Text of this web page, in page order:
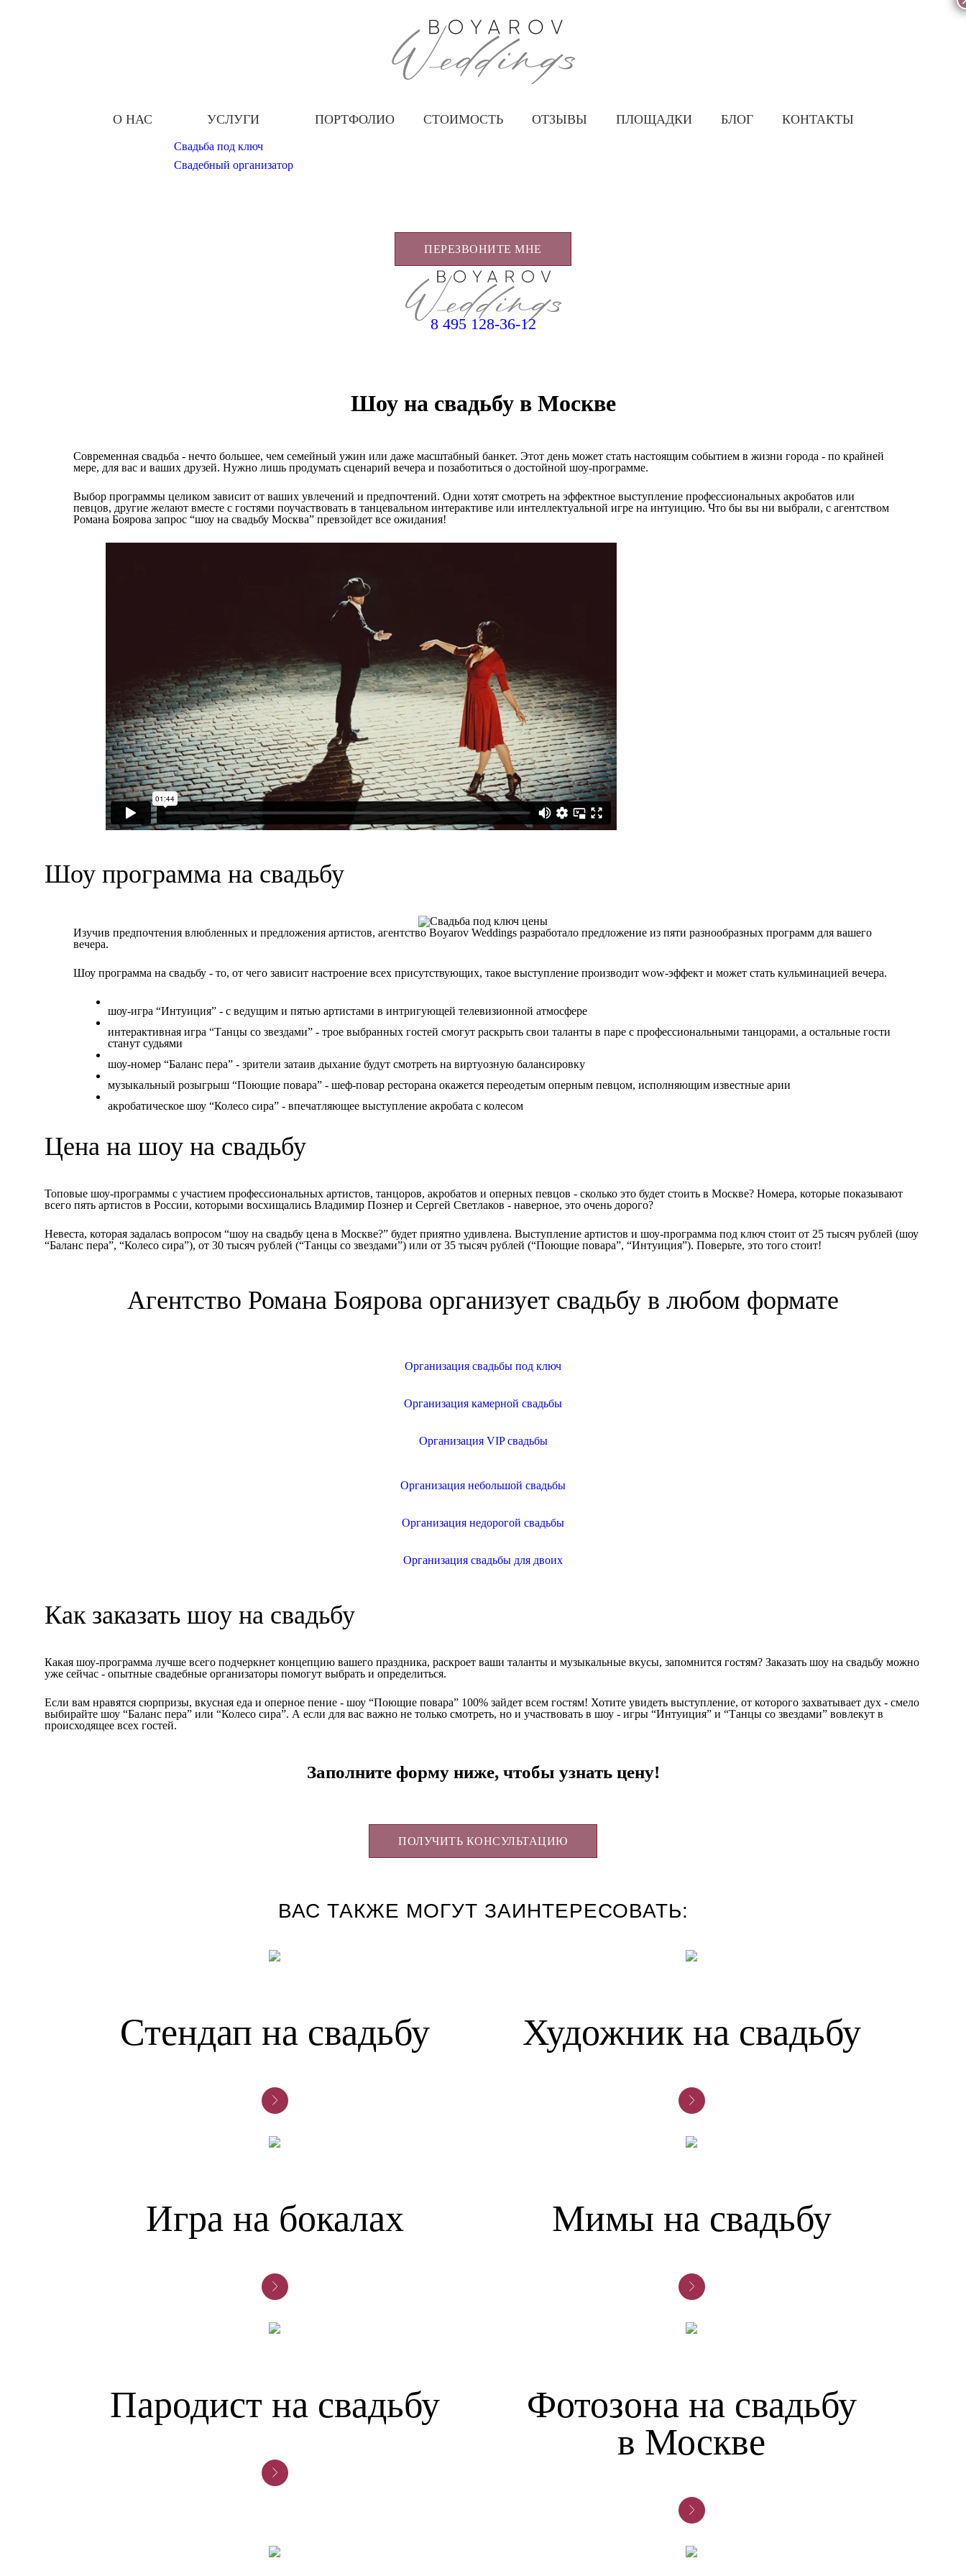
О НАС УСЛУГИ
Свадьба под ключ
Свадебный организатор
ПОРТФОЛИО СТОИМОСТЬ ОТЗЫВЫ ПЛОЩАДКИ БЛОГ КОНТАКТЫ
ПЕРЕЗВОНИТЕ МНЕ
8 495 128-36-12
Шоу на свадьбу в Москве
Современная свадьба - нечто большее, чем семейный ужин или даже масштабный банкет. Этот день может стать настоящим событием в жизни города - по крайней
мере, для вас и ваших друзей. Нужно лишь продумать сценарий вечера и позаботиться о достойной шоу-программе.
Выбор программы целиком зависит от ваших увлечений и предпочтений. Одни хотят смотреть на эффектное выступление профессиональных акробатов или
певцов, другие желают вместе с гостями поучаствовать в танцевальном интерактиве или интеллектуальной игре на интуицию. Что бы вы ни выбрали, с агентством
Романа Боярова запрос “шоу на свадьбу Москва” превзойдет все ожидания!
Шоу программа на свадьбу
Изучив предпочтения влюбленных и предложения артистов, агентство Boyarov Weddings разработало предложение из пяти разнообразных программ для вашего
вечера.
Шоу программа на свадьбу - то, от чего зависит настроение всех присутствующих, такое выступление производит wow-эффект и может стать кульминацией вечера.
шоу-игра “Интуиция” - с ведущим и пятью артистами в интригующей телевизионной атмосфере
интерактивная игра “Танцы со звездами” - трое выбранных гостей смогут раскрыть свои таланты в паре с профессиональными танцорами, а остальные гости
станут судьями
шоу-номер “Баланс пера” - зрители затаив дыхание будут смотреть на виртуозную балансировку
музыкальный розыгрыш “Поющие повара” - шеф-повар ресторана окажется переодетым оперным певцом, исполняющим известные арии
акробатическое шоу “Колесо сира” - впечатляющее выступление акробата с колесом
Цена на шоу на свадьбу
Топовые шоу-программы с участием профессиональных артистов, танцоров, акробатов и оперных певцов - сколько это будет стоить в Москве? Номера, которые показывают
всего пять артистов в России, которыми восхищались Владимир Познер и Сергей Светлаков - наверное, это очень дорого?
Невеста, которая задалась вопросом “шоу на свадьбу цена в Москве?” будет приятно удивлена. Выступление артистов и шоу-программа под ключ стоит от 25 тысяч рублей (шоу
“Баланс пера”, “Колесо сира”), от 30 тысяч рублей (“Танцы со звездами”) или от 35 тысяч рублей (“Поющие повара”, “Интуиция”). Поверьте, это того стоит!
Агентство Романа Боярова организует свадьбу в любом формате
Организация свадьбы под ключ
Организация камерной свадьбы
Организация VIP свадьбы
Организация небольшой свадьбы
Организация недорогой свадьбы
Организация свадьбы для двоих
Как заказать шоу на свадьбу
Какая шоу-программа лучше всего подчеркнет концепцию вашего праздника, раскроет ваши таланты и музыкальные вкусы, запомнится гостям? Заказать шоу на свадьбу можно
уже сейчас - опытные свадебные организаторы помогут выбрать и определиться.
Если вам нравятся сюрпризы, вкусная еда и оперное пение - шоу “Поющие повара” 100% зайдет всем гостям! Хотите увидеть выступление, от которого захватывает дух - смело
выбирайте шоу “Баланс пера” или “Колесо сира”. А если для вас важно не только смотреть, но и участвовать в шоу - игры “Интуиция” и “Танцы со звездами” вовлекут в
происходящее всех гостей.
Заполните форму ниже, чтобы узнать цену!
ПОЛУЧИТЬ КОНСУЛЬТАЦИЮ
ВАС ТАКЖЕ МОГУТ ЗАИНТЕРЕСОВАТЬ:
Стендап на свадьбу Художник на свадьбу
Игра на бокалах Мимы на свадьбу
Пародист на свадьбу
Фотозона на свадьбу
в Москве